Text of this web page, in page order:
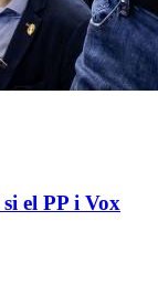
el PP i Vox